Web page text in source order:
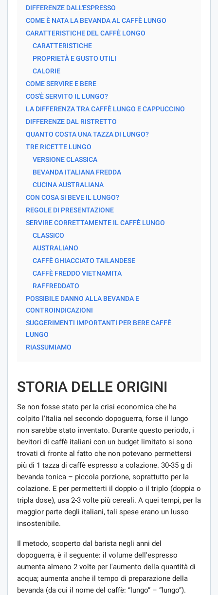
DIFFERENZE DALL'ESPRESSO
COME È NATA LA BEVANDA AL CAFFÈ LUNGO
CARATTERISTICHE DEL CAFFÈ LONGO
CARATTERISTICHE
PROPRIETÀ E GUSTO UTILI
CALORIE
COME SERVIRE E BERE
COS'È SERVITO IL LUNGO?
LA DIFFERENZA TRA CAFFÈ LUNGO E CAPPUCCINO
DIFFERENZE DAL RISTRETTO
QUANTO COSTA UNA TAZZA DI LUNGO?
TRE RICETTE LUNGO
VERSIONE CLASSICA
BEVANDA ITALIANA FREDDA
CUCINA AUSTRALIANA
CON COSA SI BEVE IL LUNGO?
REGOLE DI PRESENTAZIONE
SERVIRE CORRETTAMENTE IL CAFFÈ LUNGO
CLASSICO
AUSTRALIANO
CAFFÈ GHIACCIATO TAILANDESE
CAFFÈ FREDDO VIETNAMITA
RAFFREDDATO
POSSIBILE DANNO ALLA BEVANDA E
CONTROINDICAZIONI
SUGGERIMENTI IMPORTANTI PER BERE CAFFÈ
LUNGO
RIASSUMIAMO
STORIA DELLE ORIGINI
Se non fosse stato per la crisi economica che ha
colpito l'Italia nel secondo dopoguerra, forse il lungo
non sarebbe stato inventato. Durante questo periodo, i
bevitori di caffè italiani con un budget limitato si sono
trovati di fronte al fatto che non potevano permettersi
più di 1 tazza di caffè espresso a colazione. 30-35 g di
bevanda tonica – piccola porzione, soprattutto per la
colazione. E per permetterti il ​​doppio o il triplo (doppia o
tripla dose), usa 2-3 volte più cereali. A quei tempi, per la
maggior parte degli italiani, tali spese erano un lusso
insostenibile.
Il metodo, scoperto dal barista negli anni del
dopoguerra, è il seguente: il volume dell'espresso
aumenta almeno 2 volte per l'aumento della quantità di
acqua; aumenta anche il tempo di preparazione della
bevanda (da cui il nome del caffè: “lungo” – “lungo”).